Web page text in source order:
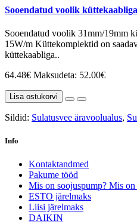
Sooendatud voolik küttekaabliga
Sooendatud voolik 31mm/19mm
15W/m Küttekomplektid on
küttekaabliga..
64.48€ Maksudeta: 52.00€
Lisa ostukorvi
Sildid: Sulatusvee äravoolualus,
Info
Kontaktandmed
Pakume tööd
Mis on soojuspump? Mis
ESTO järelmaks
Liisi järelmaks
DAIKIN